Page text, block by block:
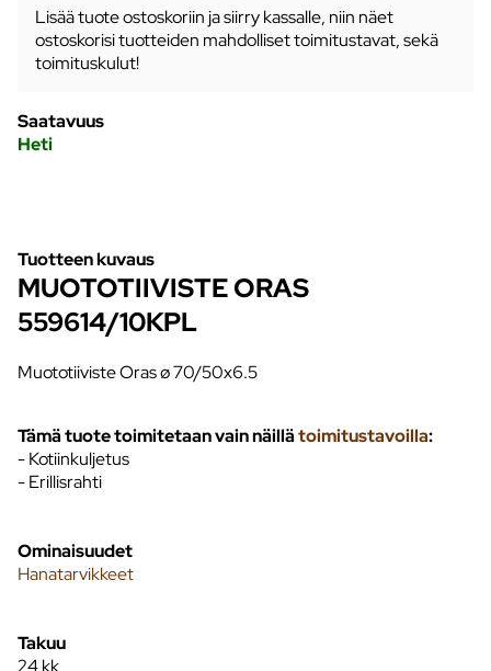
Lisää tuote ostoskoriin ja siirry kassalle, niin näet
ostoskorisi tuotteiden mahdolliset toimitustavat, sekä
toimituskulut!
Saatavuus
Heti
Tuotteen kuvaus
MUOTOTIIVISTE ORAS
559614/10KPL
Muototiiviste Oras ø 70/50x6.5
Tämä tuote toimitetaan vain näillätoimitustavoilla:
- Kotiinkuljetus
- Erillisrahti
Ominaisuudet
Hanatarvikkeet
Takuu
24 kk